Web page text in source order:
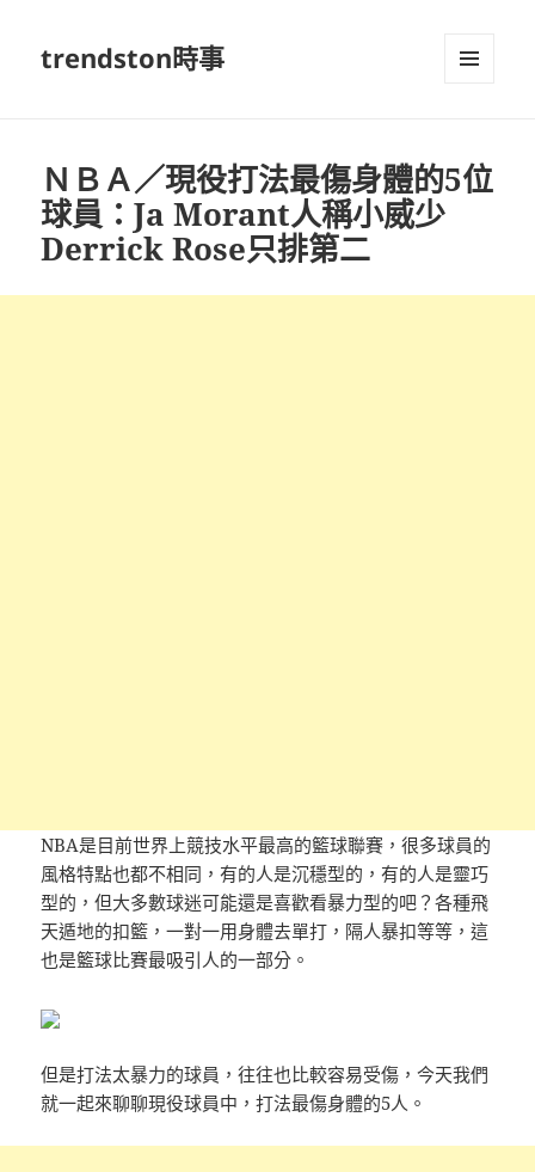
trendston時事
ＮＢＡ／現役打法最傷身體的5位
球員：Ja Morant人稱小威少
Derrick Rose只排第二
NBA是目前世界上競技水平最高的籃球聯賽，很多球員的
風格特點也都不相同，有的人是沉穩型的，有的人是靈巧
型的，但大多數球迷可能還是喜歡看暴力型的吧？各種飛
天遁地的扣籃，一對一用身體去單打，隔人暴扣等等，這
也是籃球比賽最吸引人的一部分。
但是打法太暴力的球員，往往也比較容易受傷，今天我們
就一起來聊聊現役球員中，打法最傷身體的5人。